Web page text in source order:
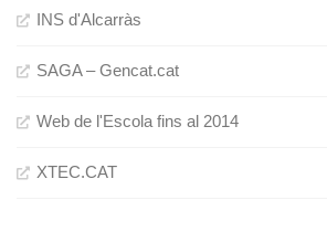
INS d'Alcarràs
SAGA – Gencat.cat
Web de l'Escola fins al 2014
XTEC.CAT